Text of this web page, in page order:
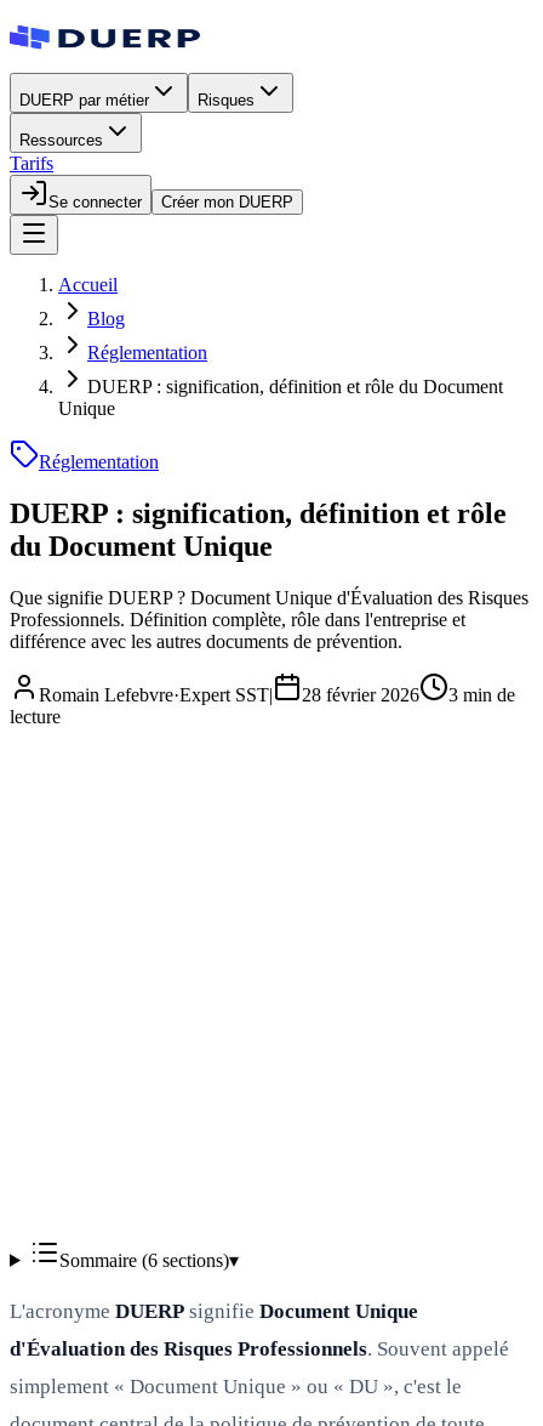
DUERP par métier Risques
Ressources
Tarifs
Se connecter Créer mon DUERP
Accueil
Blog
Réglementation
DUERP : signification, définition et rôle du Document
Unique
Réglementation
DUERP : signification, définition et rôle
du Document Unique
Que signifie DUERP ? Document Unique d'Évaluation des Risques
Professionnels. Définition complète, rôle dans l'entreprise et
différence avec les autres documents de prévention.
Romain Lefebvre·Expert SST| 28 février 2026 3 min de
lecture
Sommaire (6sections)▾
L'acronyme DUERP signifie Document Unique
d'Évaluation des Risques Professionnels. Souvent appelé
simplement « Document Unique » ou « DU », c'est le